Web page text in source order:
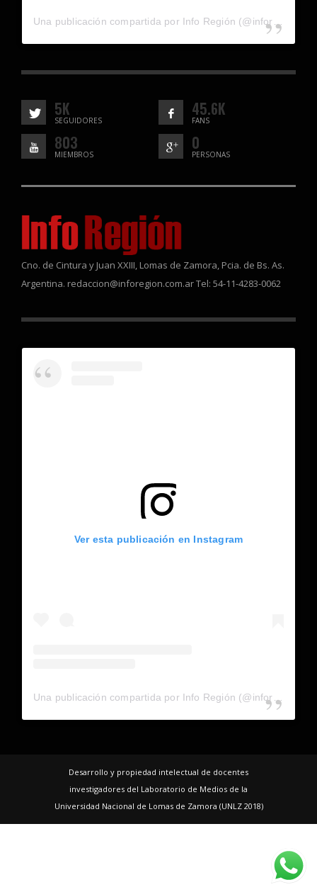
5K
SEGUIDORES
45.6K
FANS
803
MIEMBROS
0
PERSONAS
Cno. de Cintura y Juan XXIII, Lomas de Zamora, Pcia. de Bs. As.
Argentina. redaccion@inforegion.com.ar Tel: 54-11-4283-0062
Ver esta publicación en Instagram
Desarrollo y propiedad intelectual de docentes
investigadores del Laboratorio de Medios de la
Universidad Nacional de Lomas de Zamora (UNLZ 2018)